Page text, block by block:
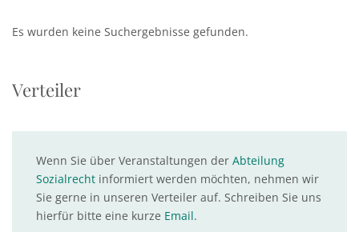
Es wurden keine Suchergebnisse gefunden.
Verteiler
Wenn Sie über Veranstaltungen der Abteilung
Sozialrecht informiert werden möchten, nehmen wir
Sie gerne in unseren Verteiler auf. Schreiben Sie uns
hierfür bitte eine kurze Email.